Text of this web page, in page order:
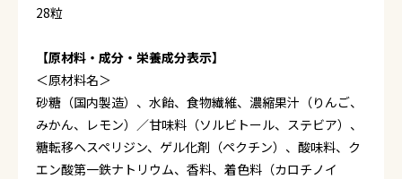
28粒
【原材料・成分・栄養成分表示】
＜原材料名＞
砂糖（国内製造）、水飴、食物繊維、濃縮果汁（りんご、
みかん、レモン）／甘味料（ソルビトール、ステビア）、
糖転移ヘスペリジン、ゲル化剤（ペクチン）、酸味料、ク
エン酸第一鉄ナトリウム、香料、着色料（カロチノイ